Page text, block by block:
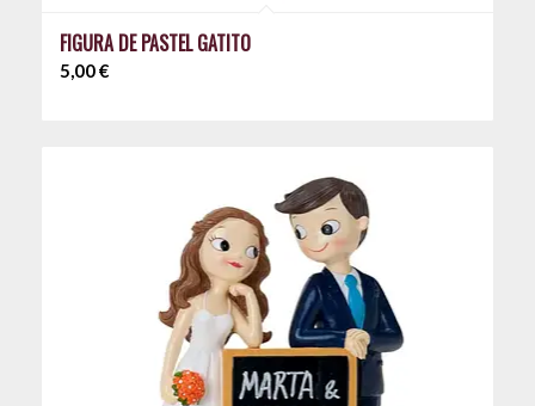
FIGURA DE PASTEL GATITO
5,00€